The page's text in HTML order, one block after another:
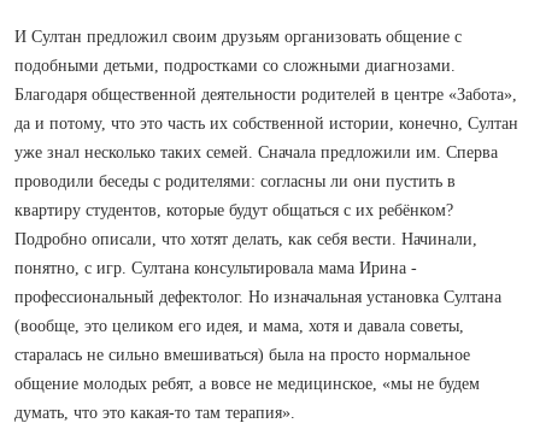
И Султан предложил своим друзьям организовать общение с
подобными детьми, подростками со сложными диагнозами.
Благодаря общественной деятельности родителей в центре «Забота»,
да и потому, что это часть их собственной истории, конечно, Султан
уже знал несколько таких семей. Сначала предложили им. Сперва
проводили беседы с родителями: согласны ли они пустить в
квартиру студентов, которые будут общаться с их ребёнком?
Подробно описали, что хотят делать, как себя вести. Начинали,
понятно, с игр. Султана консультировала мама Ирина -
профессиональный дефектолог. Но изначальная установка Султана
(вообще, это целиком его идея, и мама, хотя и давала советы,
старалась не сильно вмешиваться) была на просто нормальное
общение молодых ребят, а вовсе не медицинское, «мы не будем
думать, что это какая-то там терапия».